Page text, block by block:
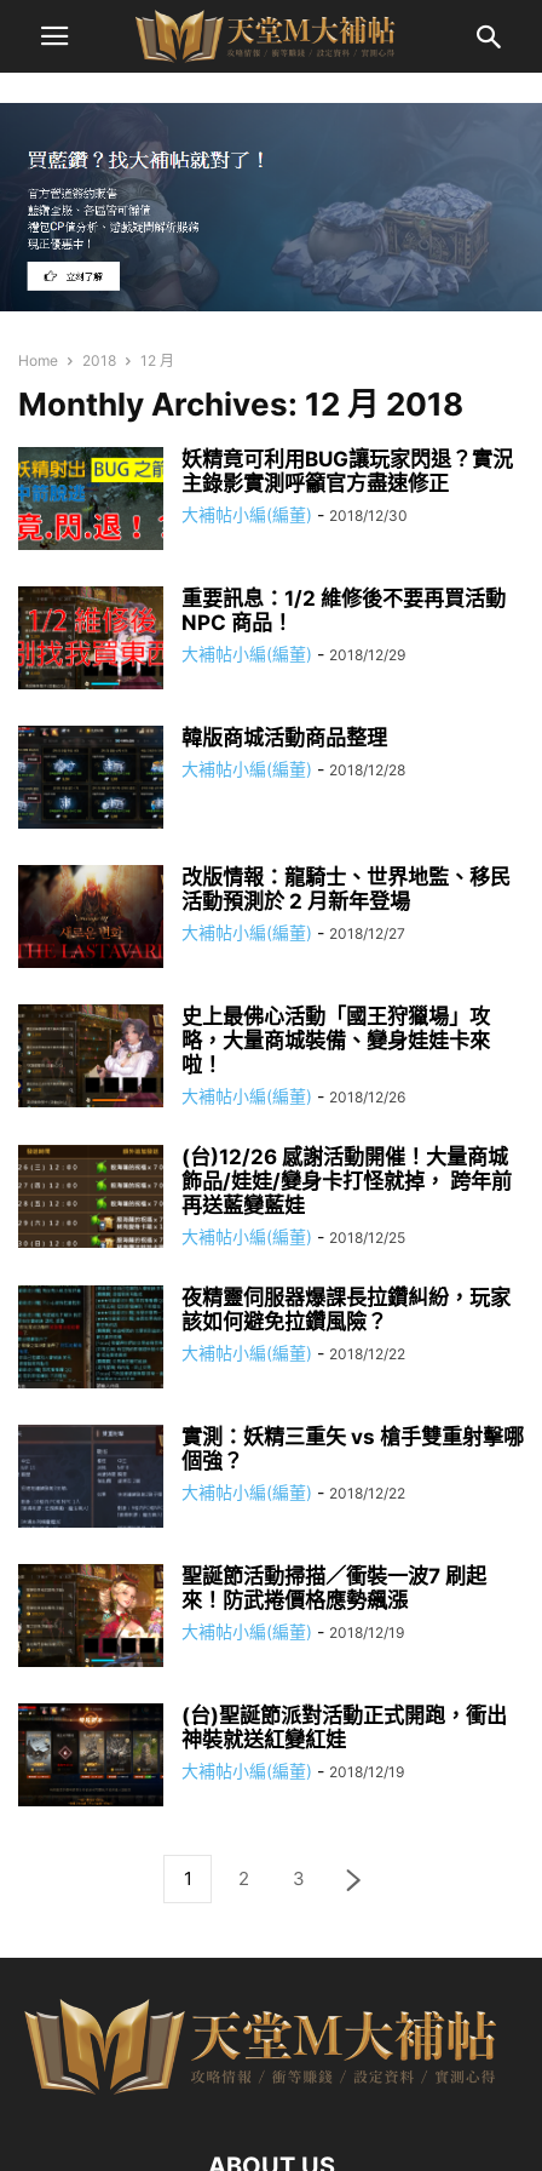
Home 2018 12 月
Monthly Archives: 12 月 2018
妖精竟可利用BUG讓玩家閃退？實況
主錄影實測呼籲官方盡速修正
大補帖小編(編董) - 2018/12/30
重要訊息：1/2 維修後不要再買活動
NPC 商品！
大補帖小編(編董) - 2018/12/29
韓版商城活動商品整理
大補帖小編(編董) - 2018/12/28
改版情報：龍騎士、世界地監、移民
活動預測於 2 月新年登場
大補帖小編(編董) - 2018/12/27
史上最佛心活動「國王狩獵場」攻
略，大量商城裝備、變身娃娃卡來
啦！
大補帖小編(編董) - 2018/12/26
(台)12/26 感謝活動開催！大量商城
飾品/娃娃/變身卡打怪就掉， 跨年前
再送藍變藍娃
大補帖小編(編董) - 2018/12/25
夜精靈伺服器爆課長拉鑽糾紛，玩家
該如何避免拉鑽風險？
大補帖小編(編董) - 2018/12/22
實測：妖精三重矢 vs 槍手雙重射擊哪
個強？
大補帖小編(編董) - 2018/12/22
聖誕節活動掃描／衝裝一波7 刷起
來！防武捲價格應勢飆漲
大補帖小編(編董) - 2018/12/19
(台)聖誕節派對活動正式開跑，衝出
神裝就送紅變紅娃
大補帖小編(編董) - 2018/12/19
1 2 3